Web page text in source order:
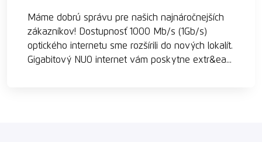
Máme dobrú správu pre našich najnáročnejších
zákazníkov! Dostupnosť 1000 Mb/s (1Gb/s)
optického internetu sme rozšírili do nových lokalít.
Gigabitový NUO internet vám poskytne extr&ea...